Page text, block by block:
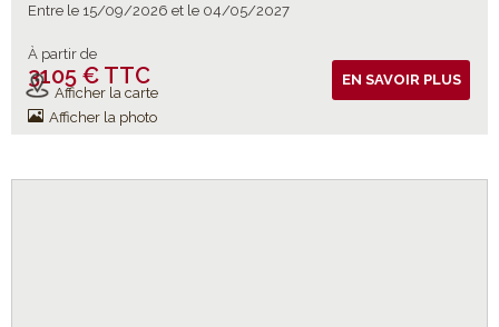
Entre le 15/09/2026 et le 04/05/2027
À partir de
3105 € TTC
Vols inclus
Afficher la carte
Afficher la photo
EN SAVOIR PLUS